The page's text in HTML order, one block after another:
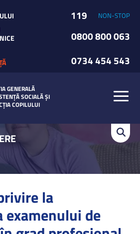
GENERALĂ
SOCIALĂ ȘI
COPILULUI
119
NON-STOP
0800 800 063
0734 454 543
la
examenului de